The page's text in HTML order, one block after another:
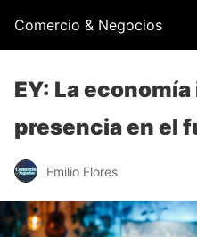
Comercio & Negocios
EY: La
presencia en el
Emilio Flores